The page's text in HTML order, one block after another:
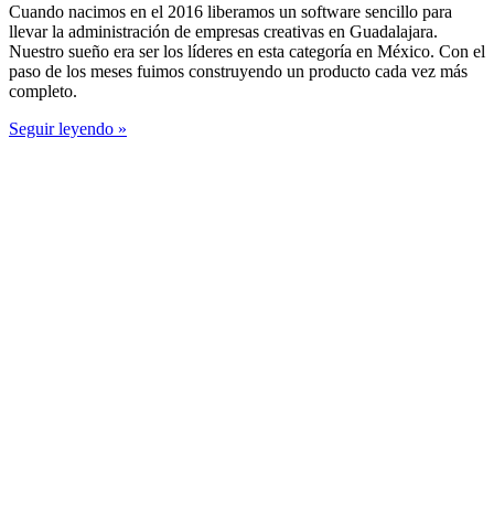
Cuando nacimos en el 2016 liberamos un software sencillo para
llevar la administración de empresas creativas en Guadalajara.
Nuestro sueño era ser los líderes en esta categoría en México. Con el
paso de los meses fuimos construyendo un producto cada vez más
completo.
Seguir leyendo »